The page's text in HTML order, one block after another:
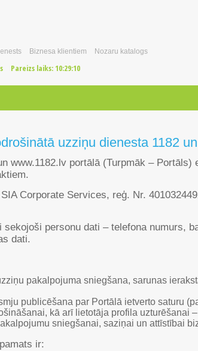
Biznesa klientiem Nozaru katalogs
Pareizs laiks: 10:29:10
uzziņu dienesta 1182
www.1182.lv portālā (Turpmāk –
Corporate Services, reģ. Nr.
personu dati – telefona numurs,
dati.
pakalpojuma sniegšana, sarunas
publicēšana par Portālā ietverto saturu
kā arī lietotāja profila uzturēšanai
sniegšanai, saziņai un attīstībai
ir: